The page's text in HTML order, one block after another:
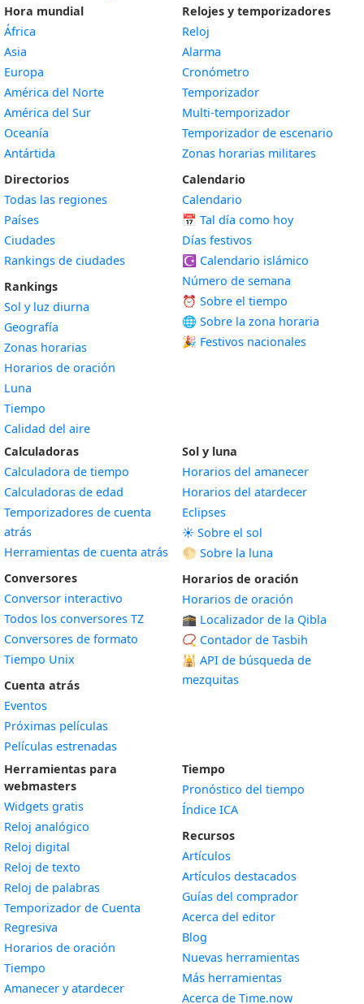
Hora mundial
África
Asia
Europa
América del Norte
América del Sur
Oceanía
Antártida
Directorios
Todas las regiones
Países
Ciudades
Rankings de ciudades
Rankings
Sol y luz diurna
Geografía
Zonas horarias
Horarios de oración
Luna
Tiempo
Calidad del aire
Relojes y temporizadores
Reloj
Alarma
Cronómetro
Temporizador
Multi-temporizador
Temporizador de escenario
Zonas horarias militares
Calendario
Calendario
📅 Tal día como hoy
Días festivos
☪️ Calendario islámico
Número de semana
⏰ Sobre el tiempo
🌐 Sobre la zona horaria
🎉 Festivos nacionales
Calculadoras
Calculadora de tiempo
Calculadoras de edad
Temporizadores de cuenta
atrás
Herramientas de cuenta atrás
Conversores
Conversor interactivo
Todos los conversores TZ
Conversores de formato
Tiempo Unix
Cuenta atrás
Eventos
Próximas películas
Películas estrenadas
Sol y luna
Horarios del amanecer
Horarios del atardecer
Eclipses
☀️ Sobre el sol
🌕 Sobre la luna
Horarios de oración
Horarios de oración
🕋 Localizador de la Qibla
📿 Contador de Tasbih
🕌 API de búsqueda de
mezquitas
Herramientas para
webmasters
Widgets gratis
Reloj analógico
Reloj digital
Reloj de texto
Reloj de palabras
Temporizador de Cuenta
Regresiva
Horarios de oración
Tiempo
Amanecer y atardecerWidget
Tiempo
Pronóstico del tiempo
Índice ICA
Recursos
Artículos
Artículos destacados
Guías del comprador
Acerca del editor
Blog
Nuevas herramientas
Más herramientas
Acerca de Time.now